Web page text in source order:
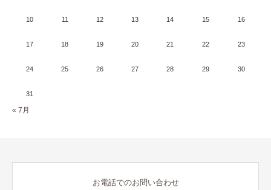
10 11 12 13 14 15 16
17 18 19 20 21 22 23
24 25 26 27 28 29 30
31
« 7月
お電話でのお問い合わせ